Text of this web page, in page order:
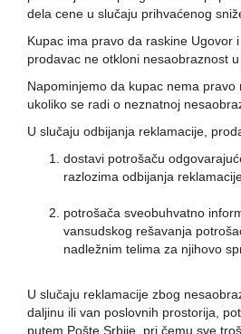
dela cene u slučaju prihvaćenog
Kupac ima pravo da raskine Ugovor
prodavac ne otkloni nesaobraznost
Napominjemo da kupac nema pravo
ukoliko se radi o neznatnoj
U slučaju odbijanja reklamacije,
dostavi potrošaču
razlozima odbijanja
potrošača sveobuhvatno
vansudskog rešavanja
nadležnim telima za njihovo
U slučaju reklamacije zbog
daljinu ili van poslovnih prostorija,
putem Pošte Srbije , pri čemu sve